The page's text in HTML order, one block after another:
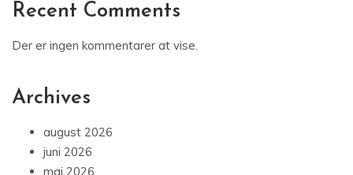
Recent Comments
Der er ingen kommentarer at vise.
Archives
august 2026
juni 2026
maj 2026